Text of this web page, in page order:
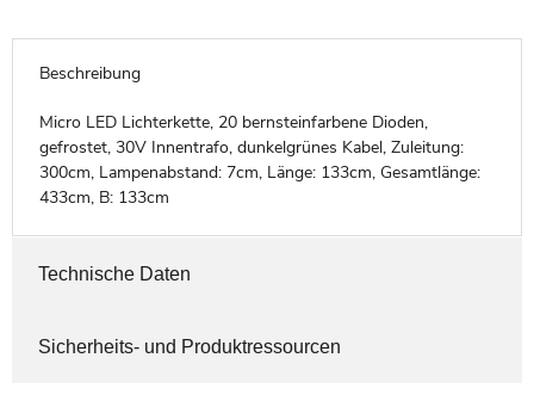
Beschreibung
Micro LED Lichterkette, 20 bernsteinfarbene Dioden,
gefrostet, 30V Innentrafo, dunkelgrünes Kabel, Zuleitung:
300cm, Lampenabstand: 7cm, Länge: 133cm, Gesamtlänge:
433cm, B: 133cm
Technische Daten
Sicherheits- und Produktressourcen